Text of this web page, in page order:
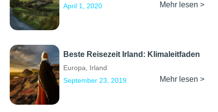
April 1, 2020
Mehr lesen >
Beste Reisezeit Irland: Klimaleitfaden
Europa, Irland
September 23, 2019
Mehr lesen >